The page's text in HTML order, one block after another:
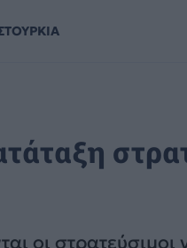
ΤΟΥΡΚΙΑ
οι στρατεύσιμοι